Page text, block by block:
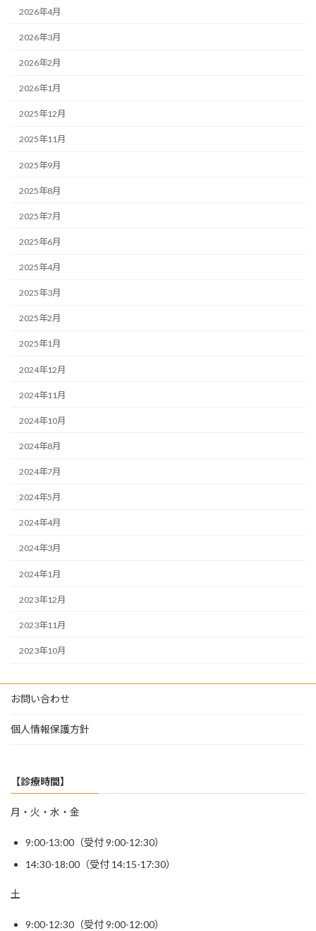
2026年4月
2026年3月
2026年2月
2026年1月
2025年12月
2025年11月
2025年9月
2025年8月
2025年7月
2025年6月
2025年4月
2025年3月
2025年2月
2025年1月
2024年12月
2024年11月
2024年10月
2024年8月
2024年7月
2024年5月
2024年4月
2024年3月
2024年1月
2023年12月
2023年11月
2023年10月
お問い合わせ
個人情報保護方針
【診療時間】
月・火・水・金
9:00-13:00（受付 9:00-12:30）
14:30-18:00（受付 14:15-17:30）
土
9:00-12:30（受付 9:00-12:00）